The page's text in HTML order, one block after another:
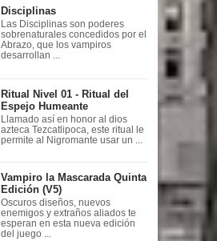
Disciplinas
Las Disciplinas son poderes
sobrenaturales concedidos por el
Abrazo, que los vampiros
desarrollan ...
Ritual Nivel 01 - Ritual del
Espejo Humeante
Llamado así en honor al dios
azteca Tezcatlipoca, este ritual le
permite al Nigromante usar un ...
Vampiro la Mascarada Quinta
Edición (V5)
Oscuros diseños, nuevos
enemigos y extraños aliados te
esperan en esta nueva edición
del juego ...